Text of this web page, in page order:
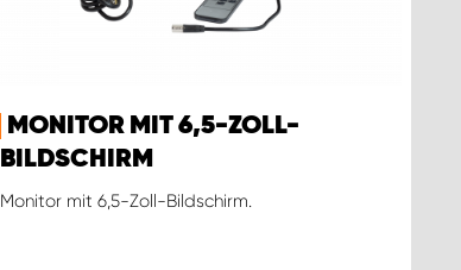
MONITOR MIT 6,5-ZOLL-
BILDSCHIRM
Monitor mit 6,5-Zoll-Bildschirm.